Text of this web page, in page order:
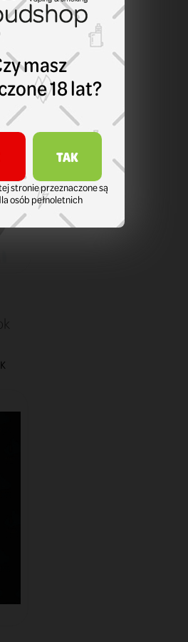
masz
18 lat?
TAK
stronie przeznaczone są
osób pełnoletnich